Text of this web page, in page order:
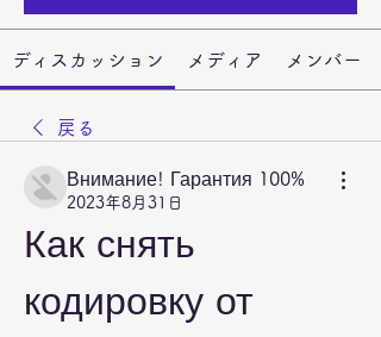
ディスカッション メディア メンバー
戻る
Внимание! Гарантия 100%
2023年8月31日
Как снять
кодировку от